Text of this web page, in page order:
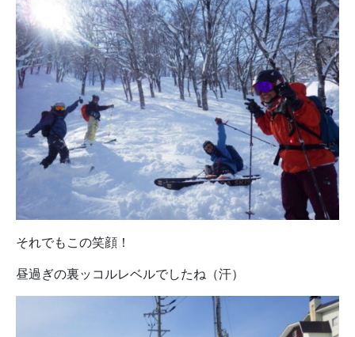
それでもこの笑顔！
昼過ぎの裏ッコルレベルでしたね（汗）